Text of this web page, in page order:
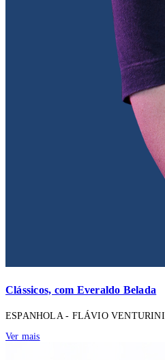
Clássicos, com Everaldo Belada
ESPANHOLA - FLÁVIO VENTURINI
Ver mais